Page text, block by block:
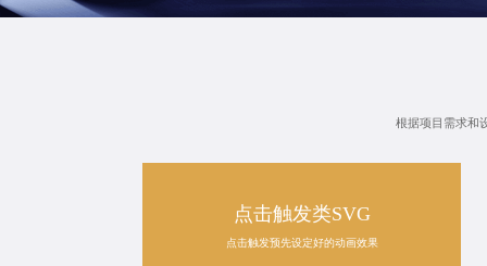
根据项目需求和
点击触发类SVG
点击触发预先设定好的动画效果